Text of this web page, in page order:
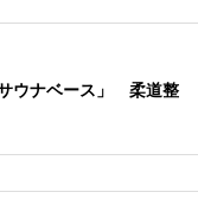
ウナベース」 柔道整